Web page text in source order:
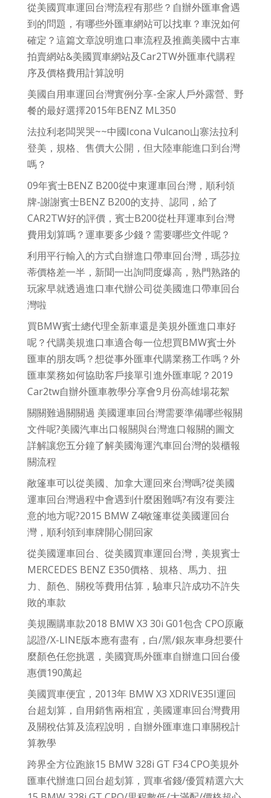
從美國買車運回台灣流程有那些？自辦外匯車會遇
到的問題，有哪些外匯車網站可以找車？車況如何
確定？這篇文章說明進口車流程及推薦美國中古車
拍賣網站&美國買車網站及Car2TW外匯車代購程
序及價格費用計算說明
美國自用車運回台灣實例分享-全家人戶外露營、野
餐的最好選擇2015年BENZ ML350
法拉利老闆哭哭~~中國Icona Vulcano山寨法拉利
登美，規格、售價大公開，但大陸車能進口到台灣
嗎？
09年賓士BENZ B200從中東運車回台灣，順利領
牌-謝謝賓士BENZ B200的支持、認同，給了
CAR2TW好的評價，賓士B200從杜拜運車到台灣
費用划算嗎？運車要多少錢？需要哪些文件呢？
利用平行輸入的方式自辦進口帶車回台灣，瑪莎拉
蒂價格差一半，新聞一出詢問度爆高，熟門熟路的
玩家早就透過進口車代辦公司從美國進口帶車回台
灣啦
買BMW賓士總代理全新車還是美規外匯進口車好
呢？代購美規進口車適合每一位想買BMW賓士外
匯車的朋友嗎？想從事外匯車代購業務工作嗎？外
匯車業務如何協助客戶接單引進外匯車呢？2019
Car2tw自辦外匯車教學分享會9月份高雄場花絮
關關難過關關過 美國運車回台灣需要準備哪些報關
文件呢?美國汽車出口報關與台灣進口報關的圖文
詳解讓您五分鐘了解美國海運汽車回台灣的裝櫃報
關流程
敞篷車可以從美國、加拿大運回來台灣嗎?從美國
運車回台灣過程中會遇到什麼困難嗎?有沒有要注
意的地方呢?2015 BMW Z4敞篷車從美國運回台
灣，順利領到車牌開心開回家
從美國運車回台、從美國買車運回台灣，美規賓士
MERCEDES BENZ E350價格、規格、馬力、扭
力、顏色、關稅等費用估算，驗車只許成功不許失
敗的車款
美規團購車款2018 BMW X3 30i G01包含 CPO原廠
認證/X-LINE版本應有盡有，白/黑/銀灰車身想要什
麼顏色任您挑選，美國寶馬外匯車自辦進口回台優
惠價190萬起
美國買車便宜，2013年 BMW X3 XDRIVE35I運回
台超划算，自用銷售兩相宜，美國運車回台灣費用
及關稅估算及流程說明，自辦外匯車進口車關稅計
算教學
跨界全方位跑旅15 BMW 328i GT F34 CPO美規外
匯車代辦進口回台超划算，買車省錢/優質精選六大